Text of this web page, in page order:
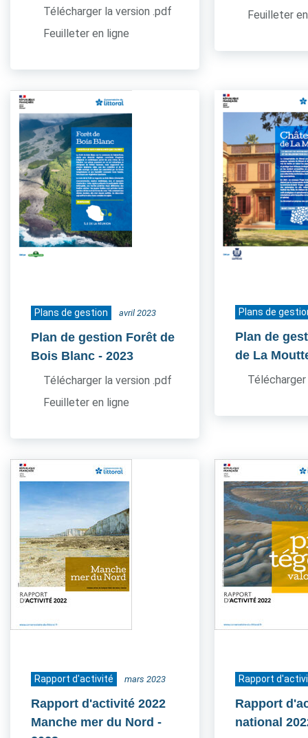
Télécharger la version .pdf
Feuilleter en ligne
Feuilleter
Plans de gestion avril 2023
Plan de gestion Forêt de
Bois Blanc - 2023
Télécharger la version .pdf
Feuilleter en ligne
Plans de
Plan de
de La
Rapport d'activité mars 2023
Rapport d'activité 2022
Manche mer du Nord -
Rapport
Rapport
national